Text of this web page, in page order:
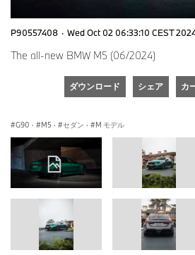
P90557408 · Wed Oct 02 06:33:10 CEST
The all-new BMW M5 (06/2024)
ダウンロード シェア カ
G90 · M5 · セダン · M モデル